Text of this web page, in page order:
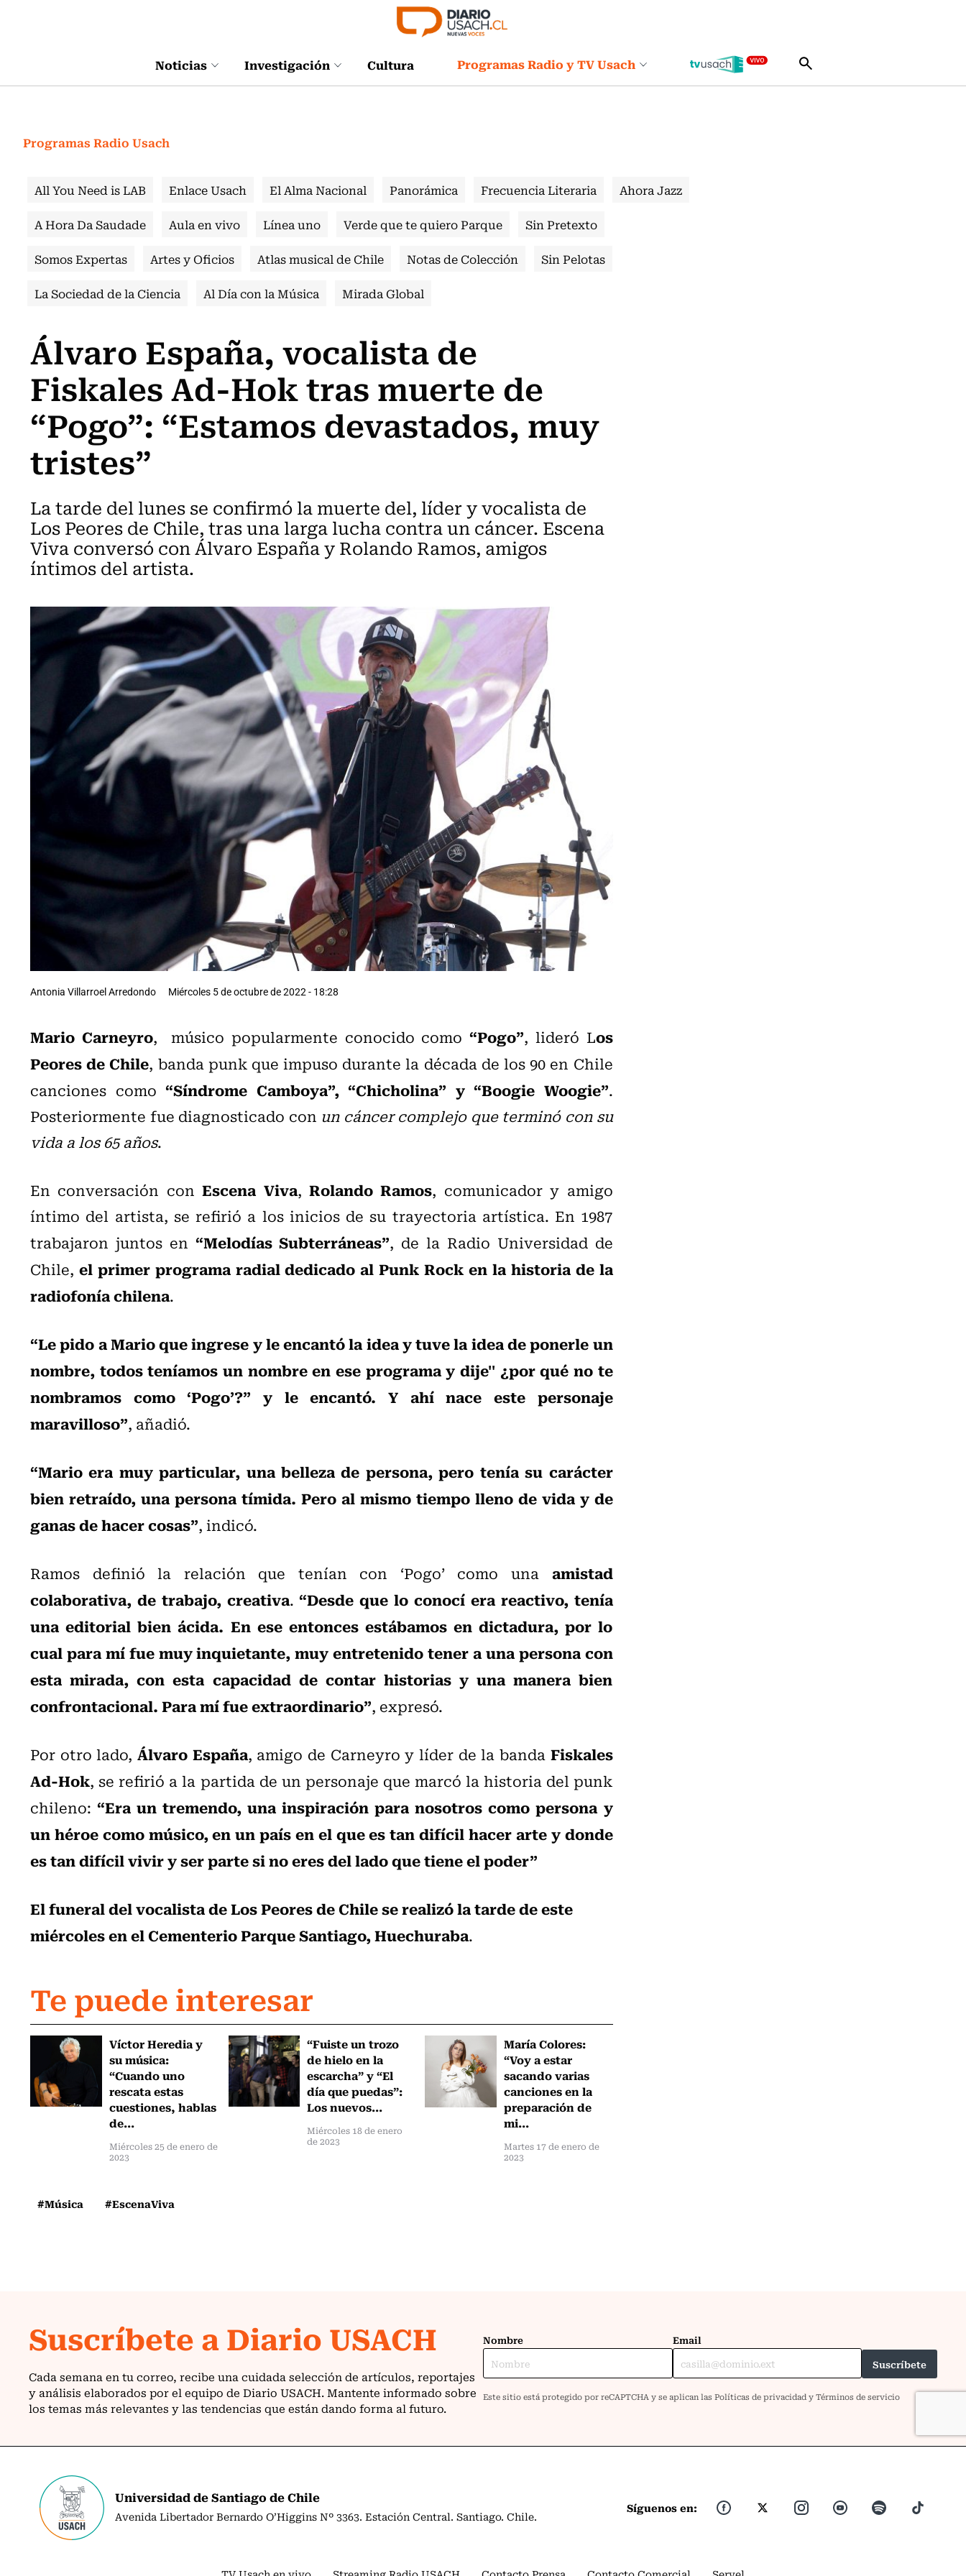
Noticias Investigación Cultura Programas Radio y TV Usach
Programas Radio Usach
All You Need is LAB Enlace Usach El Alma Nacional Panorámica Frecuencia Literaria
Ahora Jazz
A Hora Da Saudade
Aula en vivo Línea uno Verde que te quiero Parque
Sin Pretexto
Somos Expertas
Artes y Oficios Atlas musical de Chile Notas de Colección
Sin Pelotas
La Sociedad de la Ciencia
Al Día con la Música Mirada Global
Álvaro España, vocalista de
Fiskales Ad-Hok tras muerte de
“Pogo”: “Estamos devastados, muy
tristes”
La tarde del lunes se confirmó la muerte del, líder y vocalista de
Los Peores de Chile, tras una larga lucha contra un cáncer. Escena
Viva conversó con Álvaro España y Rolando Ramos, amigos
íntimos del artista.
Antonia Villarroel Arredondo Miércoles 5 de octubre de 2022 - 18:28
Mario Carneyro, músico popularmente conocido como“Pogo”, lideró Los
Peores de Chile, banda punk que impuso durante la década de los 90 en Chile
canciones como “Síndrome Camboya”, “Chicholina” y “Boogie Woogie”.
Posteriormente fue diagnosticado con un cáncer complejo que terminó con su
vida a los 65 años.
En conversación conEscena Viva, Rolando Ramos, comunicador y amigo
íntimo del artista, se refirió a los inicios de su trayectoria artística. En 1987
trabajaron juntos en “Melodías Subterráneas”, de la Radio Universidad de
Chile, el primer programa radial dedicado al Punk Rock en la historia de la
radiofonía chilena.
“Le pido a Mario que ingrese y le encantó la idea y tuve la idea de ponerle un
nombre, todos teníamos un nombre en ese programa y dije'' ¿por qué no te
nombramos como ‘Pogo’?” y le encantó. Y ahí nace este personaje
maravilloso”, añadió.
“Mario era muy particular, una belleza de persona, pero tenía su carácter
bien retraído, una persona tímida. Pero al mismo tiempo lleno de vida y de
ganas de hacer cosas”, indicó.
Ramos definió la relación que tenían con ‘Pogo’ como una amistad
colaborativa, de trabajo, creativa.“Desde que lo conocí era reactivo, tenía
una editorial bien ácida. En ese entonces estábamos en dictadura, por lo
cual para mí fue muy inquietante, muy entretenido tener a una persona con
esta mirada, con esta capacidad de contar historias y una manera bien
confrontacional. Para mí fue extraordinario”, expresó.
Por otro lado, Álvaro España, amigo de Carneyro y líder de la banda Fiskales
Ad-Hok, se refirió a la partida de un personaje que marcó la historia del punk
chileno:“Era un tremendo, una inspiración para nosotros como persona y
un héroe como músico, en un país en el que es tan difícil hacer arte y donde
es tan difícil vivir y ser parte si no eres del lado que tiene el poder”
El funeral del vocalista de Los Peores de Chile se realizó la tarde de este
miércoles en el Cementerio Parque Santiago, Huechuraba.
Te puede interesar
Víctor Heredia y
su música:
“Cuando uno
rescata estas
cuestiones, hablas
de...
Miércoles 25 de enero de
2023
“Fuiste un trozo
de hielo en la
escarcha” y “El
día que puedas”:
Los nuevos...
Miércoles 18 de enero
de 2023
María Colores:
“Voy a estar
sacando varias
canciones en la
preparación de
mi...
Martes 17 de enero de
2023
#Música #EscenaViva
Universidad de Santiago de Chile
Avenida Libertador Bernardo O’Higgins Nº 3363. Estación Central. Santiago. Chile.
Síguenos en: